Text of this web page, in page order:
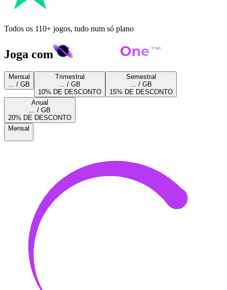
Todos os 110+ jogos, tudo num só plano
Joga com
Mensal
... / GB
Trimestral
... / GB
10% DE DESCONTO
Semestral
... / GB
15% DE DESCONTO
Anual
... / GB
20% DE DESCONTO
Mensal